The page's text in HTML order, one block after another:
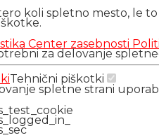
koli spletno mesto, le
Center zasebnosti
za delovanje
Tehnični piškotki
spletne strani